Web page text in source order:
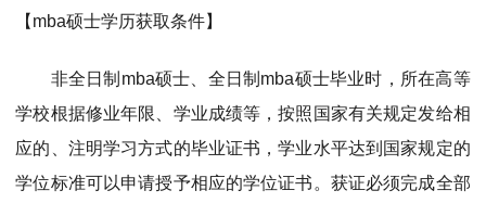
【mba硕士学历获取条件】
非全日制mba硕士、全日制mba硕士毕业时，所在高等
学校根据修业年限、学业成绩等，按照国家有关规定发给相
应的、注明学习方式的毕业证书，学业水平达到国家规定的
学位标准可以申请授予相应的学位证书。获证必须完成全部